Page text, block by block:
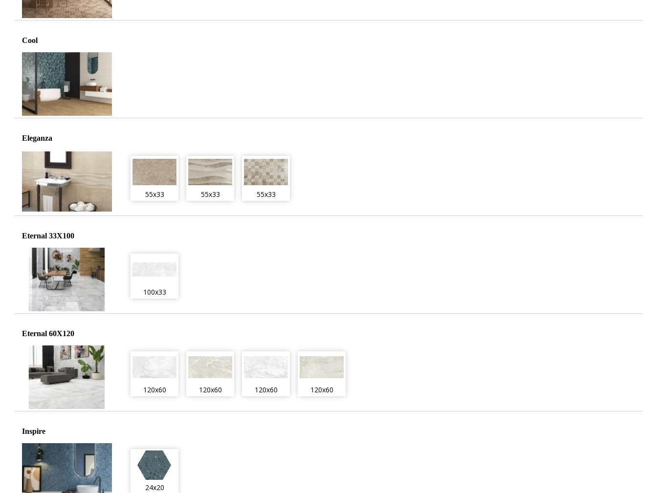
Cool
Eleganza
55x33 55x33 55x33
Eternal 33X100
100x33
Eternal 60X120
120x60 120x60 120x60 120x60
Inspire
24x20